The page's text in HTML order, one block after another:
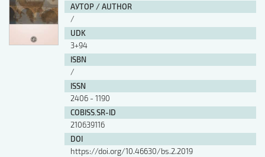
АУТОР / AUTHOR
/
UDK
3+94
ISBN
/
ISSN
2406 - 1190
COBISS.SR-ID
210639116
DOI
https://doi.org/10.46630/bs.2.2019